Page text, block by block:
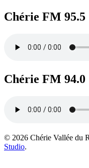
Chérie FM 95.5
Chérie FM 94.0
© 2026 Chérie Vallée du
Studio.